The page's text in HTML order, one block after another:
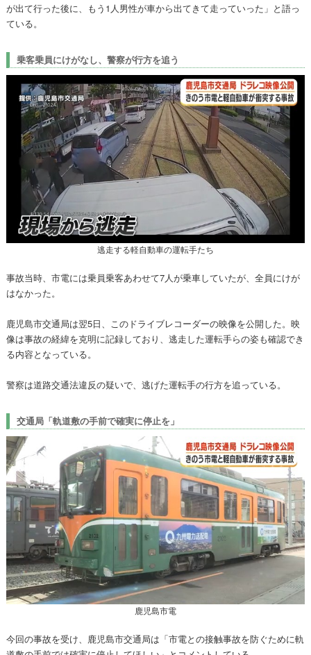
が出て行った後に、もう1人男性が車から出てきて走っていった」と語っ
ている。
乗客乗員にけがなし、警察が行方を追う
逃走する軽自動車の運転手たち
事故当時、市電には乗員乗客あわせて7人が乗車していたが、全員にけが
はなかった。
鹿児島市交通局は翌5日、このドライブレコーダーの映像を公開した。映
像は事故の経緯を克明に記録しており、逃走した運転手らの姿も確認でき
る内容となっている。
警察は道路交通法違反の疑いで、逃げた運転手の行方を追っている。
交通局「軌道敷の手前で確実に停止を」
鹿児島市電
今回の事故を受け、鹿児島市交通局は「市電との接触事故を防ぐために軌